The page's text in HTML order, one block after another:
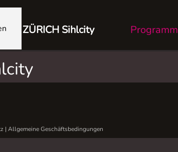
ZÜRICH Sihlcity Programm
| Allgemeine Geschäftsbedingungen